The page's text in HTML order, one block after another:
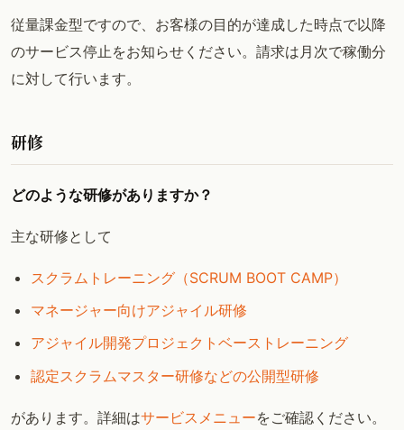
従量課金型ですので、お客様の目的が達成した時点で以降
のサービス停止をお知らせください。請求は月次で稼働分
に対して行います。
研修
どのような研修がありますか？
主な研修として
スクラムトレーニング（SCRUM BOOT CAMP）
マネージャー向けアジャイル研修
アジャイル開発プロジェクトベーストレーニング
認定スクラムマスター研修などの公開型研修
があります。詳細はサービスメニューをご確認ください。